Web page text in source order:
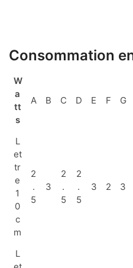
Consommation
W
a
tt
s
A B C D E F G
L
et
tr
e
1
0
c
m
2
.
5
3
2
.
5
2
.
5
3 2 3
L